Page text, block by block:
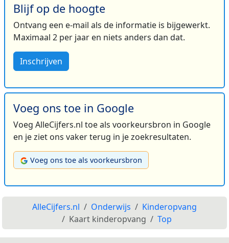
Blijf op de hoogte
Ontvang een e-mail als de informatie is bijgewerkt.
Maximaal 2 per jaar en niets anders dan dat.
Inschrijven
Voeg ons toe in Google
Voeg AlleCijfers.nl toe als voorkeursbron in Google
en je ziet ons vaker terug in je zoekresultaten.
Voeg ons toe als voorkeursbron
AlleCijfers.nl Onderwijs
Kinderopvang
Kaart kinderopvang
Top